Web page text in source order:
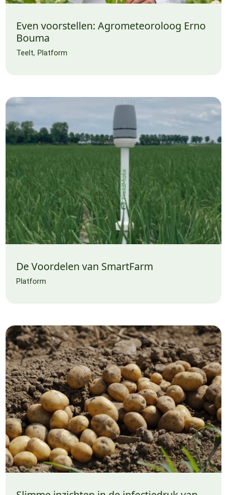
Even voorstellen: Agrometeoroloog Erno
Bouma
Teelt Platform
De Voordelen van SmartFarm
Platform